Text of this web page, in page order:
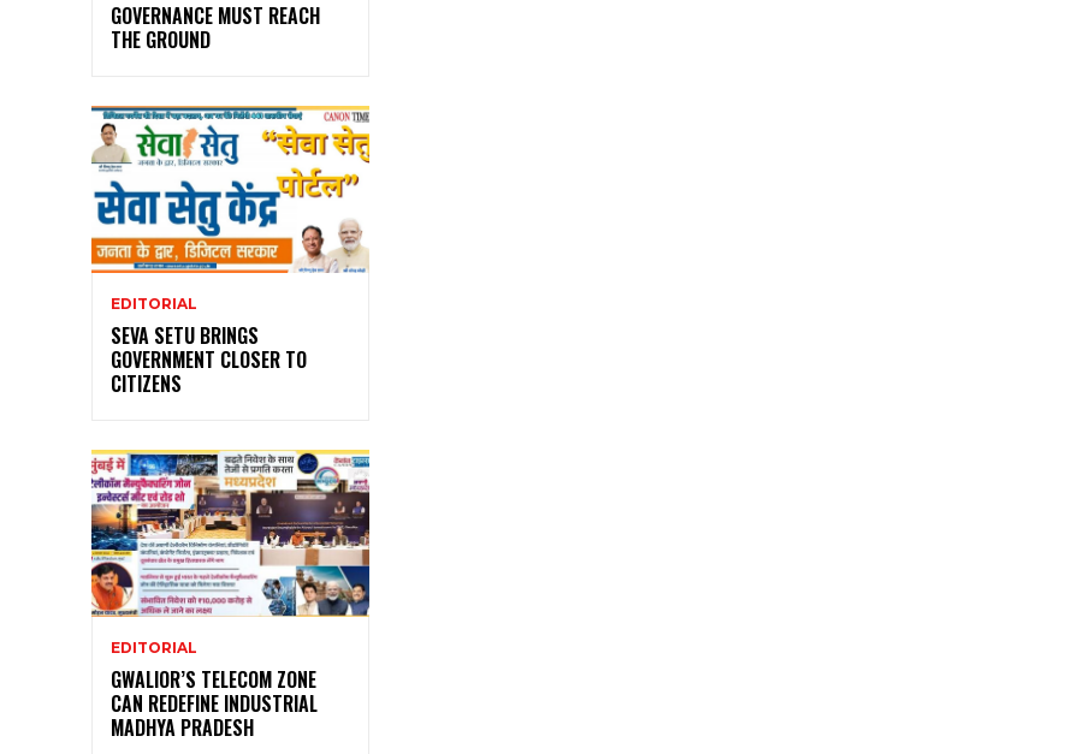
GOVERNANCE MUST REACH
THE GROUND
EDITORIAL
SEVA SETU BRINGS
GOVERNMENT CLOSER TO
CITIZENS
EDITORIAL
GWALIOR’S TELECOM ZONE
CAN REDEFINE INDUSTRIAL
MADHYA PRADESH